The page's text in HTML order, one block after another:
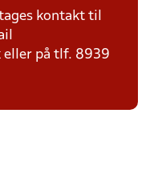
kontakt til
eller på tlf. 8939